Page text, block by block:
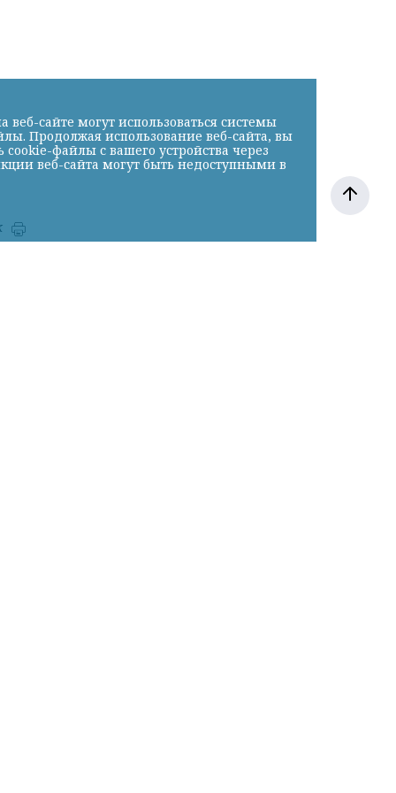
сайте могут использоваться системы
Продолжая использование веб-сайта, вы
файлы с вашего устройства через
веб-сайта могут быть недоступными в